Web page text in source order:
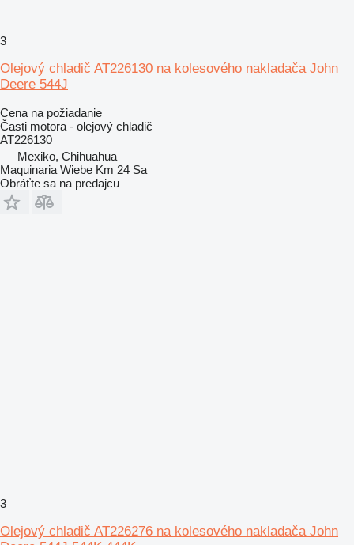
3
Olejový chladič AT226130 na kolesového nakladača John
Deere 544J
Cena na požiadanie
Časti motora - olejový chladič
AT226130
Mexiko, Chihuahua
Maquinaria Wiebe Km 24 Sa
Obráťte sa na predajcu
3
Olejový chladič AT226276 na kolesového nakladača John